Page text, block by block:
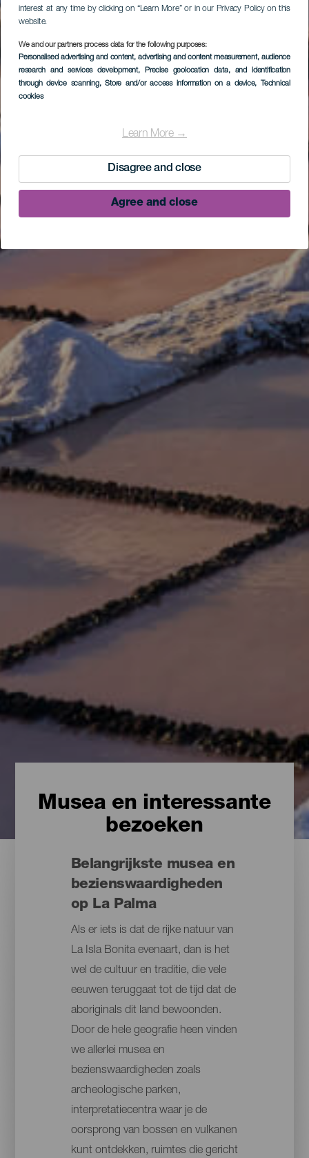
interest at any time by clicking on “Learn More” or in our Privacy Policy on this
website.
We and our partners process data for the following purposes:
Personalised advertising and content, advertising and content measurement, audience
research and services development, Precise geolocation data, and identification
through device scanning, Store and/or access information on a device, Technical
cookies
Learn More →
Disagree and close
Agree and close
Musea en interessante
bezoeken
Belangrijkste musea en
bezienswaardigheden
op La Palma
Als er iets is dat de rijke natuur van
La Isla Bonita evenaart, dan is het
wel de cultuur en traditie, die vele
eeuwen teruggaat tot de tijd dat de
aboriginals dit land bewoonden.
Door de hele geografie heen vinden
we allerlei musea en
bezienswaardigheden zoals
archeologische parken,
interpretatiecentra waar je de
oorsprong van bossen en vulkanen
kunt ontdekken, ruimtes die gericht